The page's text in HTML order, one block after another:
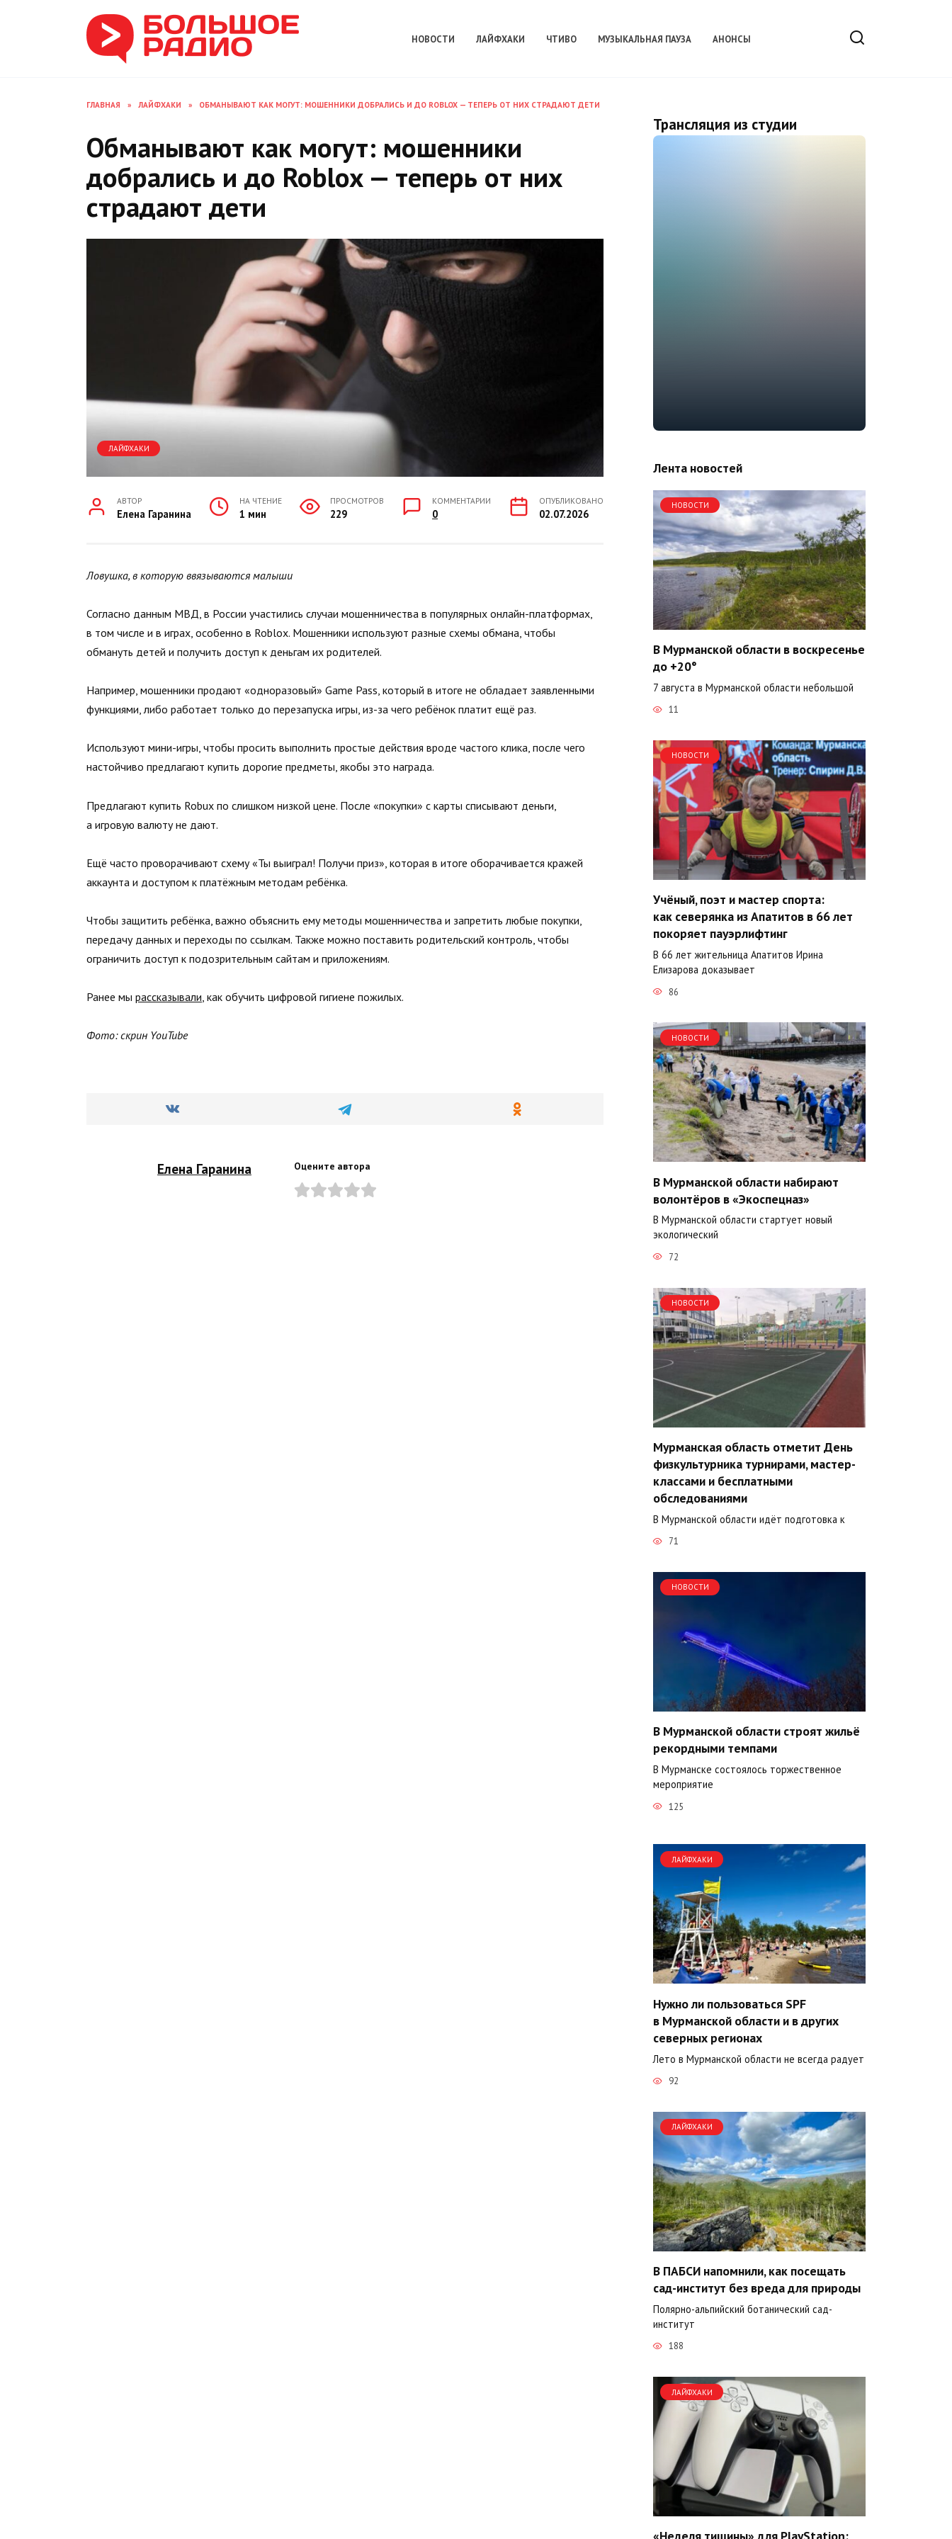
НОВОСТИ ЛАЙФХАКИ ЧТИВО МУЗЫКАЛЬНАЯ ПАУЗА АНОНСЫ
ГЛАВНАЯ » ЛАЙФХАКИ » ОБМАНЫВАЮТ КАК МОГУТ: МОШЕННИКИ ДОБРАЛИСЬ И ДО ROBLOX — ТЕПЕРЬ ОТ НИХ СТРАДАЮТ ДЕТИ
Обманывают как могут: мошенники
добрались и до Roblox — теперь от них
страдают дети
ЛАЙФХАКИ
АВТОР
Елена Гаранина
НА ЧТЕНИЕ
1 мин
ПРОСМОТРОВ
229
КОММЕНТАРИИ
0
ОПУБЛИКОВАНО
02.07.2026
Ловушка, в которую ввязываются малыши
Согласно данным МВД, в России участились случаи мошенничества в популярных онлайн-платформах,
в том числе и в играх, особенно в Roblox. Мошенники используют разные схемы обмана, чтобы
обмануть детей и получить доступ к деньгам их родителей.
Например, мошенники продают «одноразовый» Game Pass, который в итоге не обладает заявленными
функциями, либо работает только до перезапуска игры, из-за чего ребёнок платит ещё раз.
Используют мини-игры, чтобы просить выполнить простые действия вроде частого клика, после чего
настойчиво предлагают купить дорогие предметы, якобы это награда.
Предлагают купить Robux по слишком низкой цене. После «покупки» с карты списывают деньги,
а игровую валюту не дают.
Ещё часто проворачивают схему «Ты выиграл! Получи приз», которая в итоге оборачивается кражей
аккаунта и доступом к платёжным методам ребёнка.
Чтобы защитить ребёнка, важно объяснить ему методы мошенничества и запретить любые покупки,
передачу данных и переходы по ссылкам. Также можно поставить родительский контроль, чтобы
ограничить доступ к подозрительным сайтам и приложениям.
Ранее мы рассказывали, как обучить цифровой гигиене пожилых.
Фото: скрин YouTube
Елена Гаранина Оцените автора
Трансляция из студии
Лента новостей
НОВОСТИ
В Мурманской области в воскресенье
до +20°
7 августа в Мурманской области небольшой
11
НОВОСТИ
Учёный, поэт и мастер спорта:
как северянка из Апатитов в 66 лет
покоряет пауэрлифтинг
В 66 лет жительница Апатитов Ирина
Елизарова доказывает
86
НОВОСТИ
В Мурманской области набирают
волонтёров в «Экоспецназ»
В Мурманской области стартует новый
экологический
72
НОВОСТИ
Мурманская область отметит День
физкультурника турнирами, мастер-
классами и бесплатными
обследованиями
В Мурманской области идёт подготовка к
71
НОВОСТИ
В Мурманской области строят жильё
рекордными темпами
В Мурманске состоялось торжественное
мероприятие
125
ЛАЙФХАКИ
Нужно ли пользоваться SPF
в Мурманской области и в других
северных регионах
Лето в Мурманской области не всегда радует
92
ЛАЙФХАКИ
В ПАБСИ напомнили, как посещать
сад-институт без вреда для природы
Полярно-альпийский ботанический сад-
институт
188
ЛАЙФХАКИ